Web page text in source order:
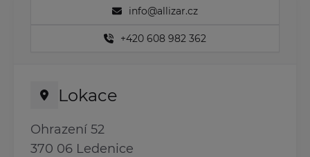
info@allizar.cz
+420 608 982 362
Lokace
Ohrazení 52
370 06 Ledenice